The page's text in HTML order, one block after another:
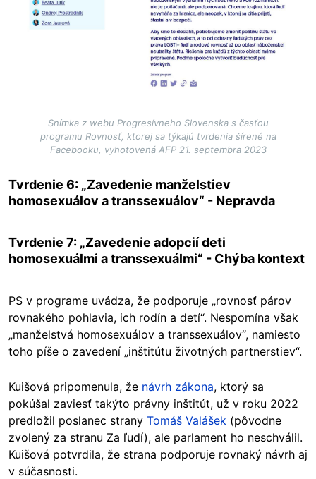
Snímka z webu Progresívneho Slovenska s časťou
programu Rovnosť, ktorej sa týkajú tvrdenia šírené na
Facebooku, vyhotovená AFP 21. septembra 2023
Tvrdenie 6: „Zavedenie manželstiev
homosexuálov a transsexuálov“ - Nepravda
Tvrdenie 7: „Zavedenie adopcií deti
homosexuálmi a transsexuálmi“ - Chýba kontext
PS v programe uvádza, že podporuje „rovnosť párov
rovnakého pohlavia, ich rodín a detí“. Nespomína však
„manželstvá homosexuálov a transsexuálov“, namiesto
toho píše o zavedení „inštitútu životných partnerstiev“.
Kuišová pripomenula, že návrh zákona, ktorý sa
pokúšal zaviesť takýto právny inštitút, už v roku 2022
predložil poslanec strany Tomáš Valášek (pôvodne
zvolený za stranu Za ľudí), ale parlament ho neschválil.
Kuišová potvrdila, že strana podporuje rovnaký návrh aj
v súčasnosti.